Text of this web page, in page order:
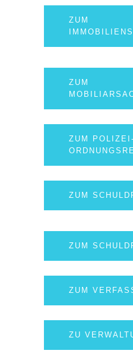
ZUM
ZUM
ZUM
ZUM
ZUM
ZUM
ZU